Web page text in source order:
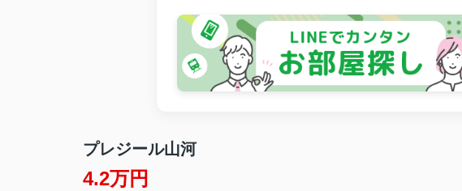
プレジール山河
4.2万円